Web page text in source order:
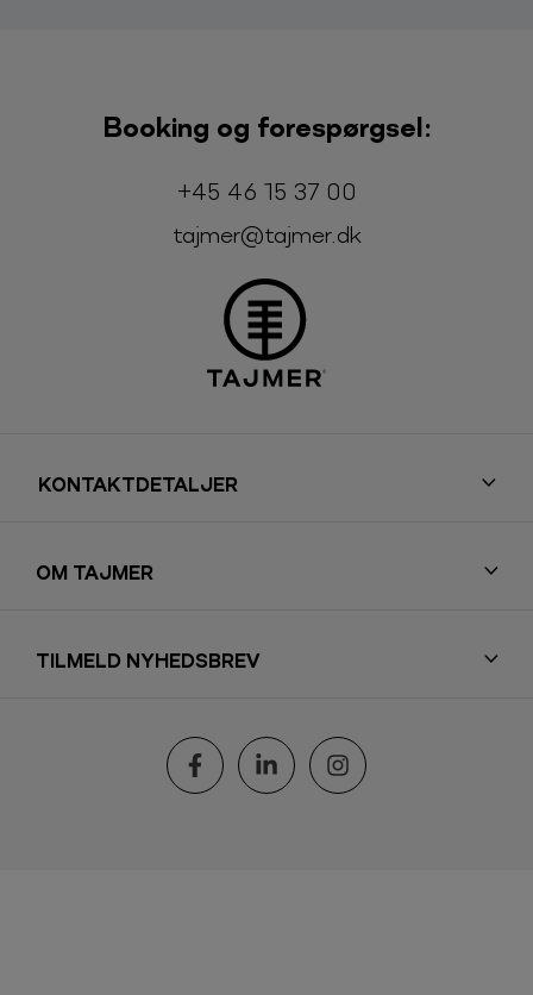
Booking og forespørgsel:
Telefon:
+45 46 15 37 00
E-mail:
tajmer@tajmer.dk
KONTAKTDETALJER
OM TAJMER
TILMELD NYHEDSBREV
Følg os